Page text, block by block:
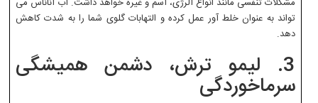
تواند به عنوان خلط آور عمل کرده و التهابات گلوی شما را به شدت کاهش
دهد.
3. لیمو ترش، دشمن همیشگی
سرماخوردگی